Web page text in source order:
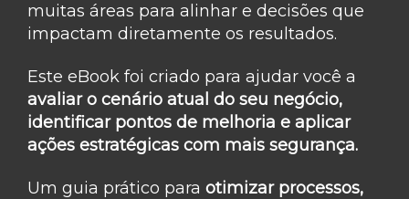
muitas áreas para alinhar e decisões que
impactam diretamente os resultados.
Este eBook foi criado para ajudar você a
avaliar o cenário atual do seu negócio,
identificar pontos de melhoria e aplicar
ações estratégicas com mais segurança.
Um guia prático para otimizar processos,